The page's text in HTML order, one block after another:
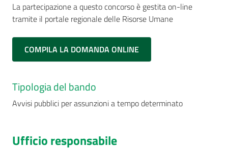
La partecipazione a questo concorso è gestita on-line
tramite il portale regionale delle Risorse Umane
COMPILA LA DOMANDA ONLINE
Tipologia del bando
Avvisi pubblici per assunzioni a tempo determinato
Ufficio responsabile